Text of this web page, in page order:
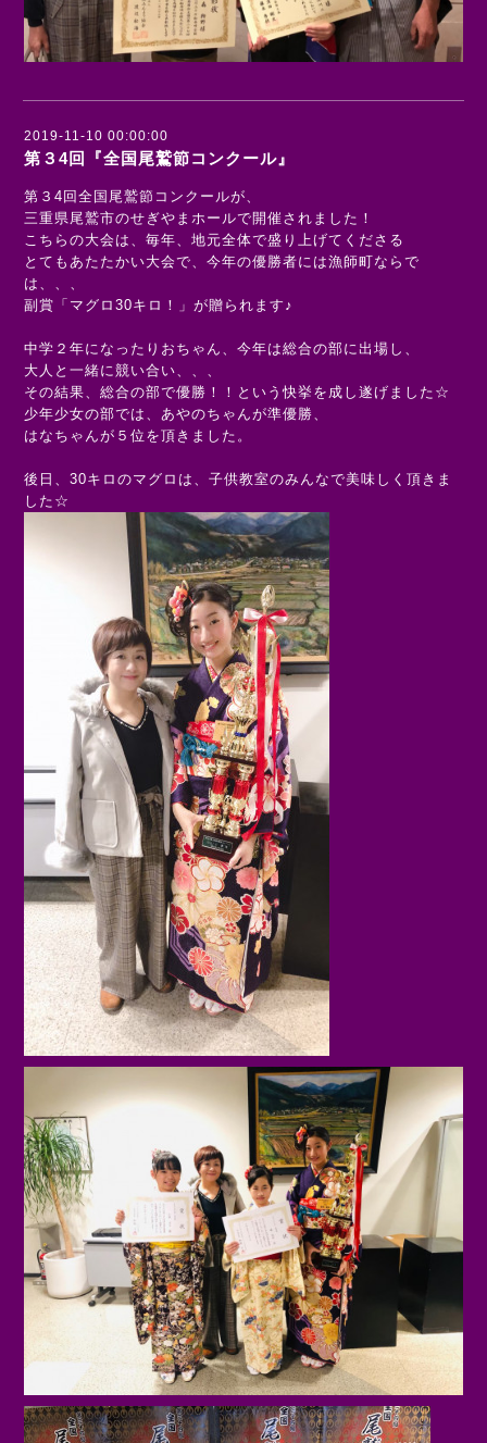
2019-11-10 00:00:00
第３4回『全国尾鷲節コンクール』
第３4回全国尾鷲節コンクールが、
三重県尾鷲市のせぎやまホールで開催されました！
こちらの大会は、毎年、地元全体で盛り上げてくださる
とてもあたたかい大会で、今年の優勝者には漁師町ならで
は、、、
副賞「マグロ30キロ！」が贈られます♪
中学２年になったりおちゃん、今年は総合の部に出場し、
大人と一緒に競い合い、、、
その結果、総合の部で優勝！！という快挙を成し遂げました☆
少年少女の部では、あやのちゃんが準優勝、
はなちゃんが５位を頂きました。
後日、30キロのマグロは、子供教室のみんなで美味しく頂きま
した☆